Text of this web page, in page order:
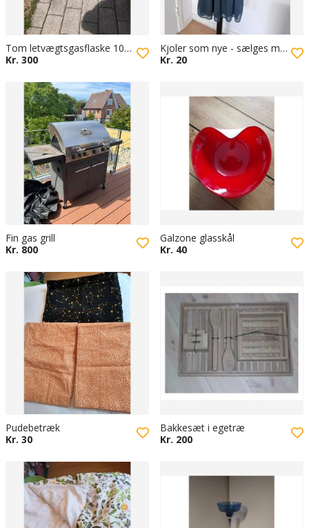
Tom letvægtsgasflaske 10 kg
Kr. 300
Kjoler som nye - sælges meget billigt
Kr. 20
Fin gas grill
Kr. 800
Galzone glasskål
Kr. 40
Pudebetræk
Kr. 30
Bakkesæt i egetræ
Kr. 200